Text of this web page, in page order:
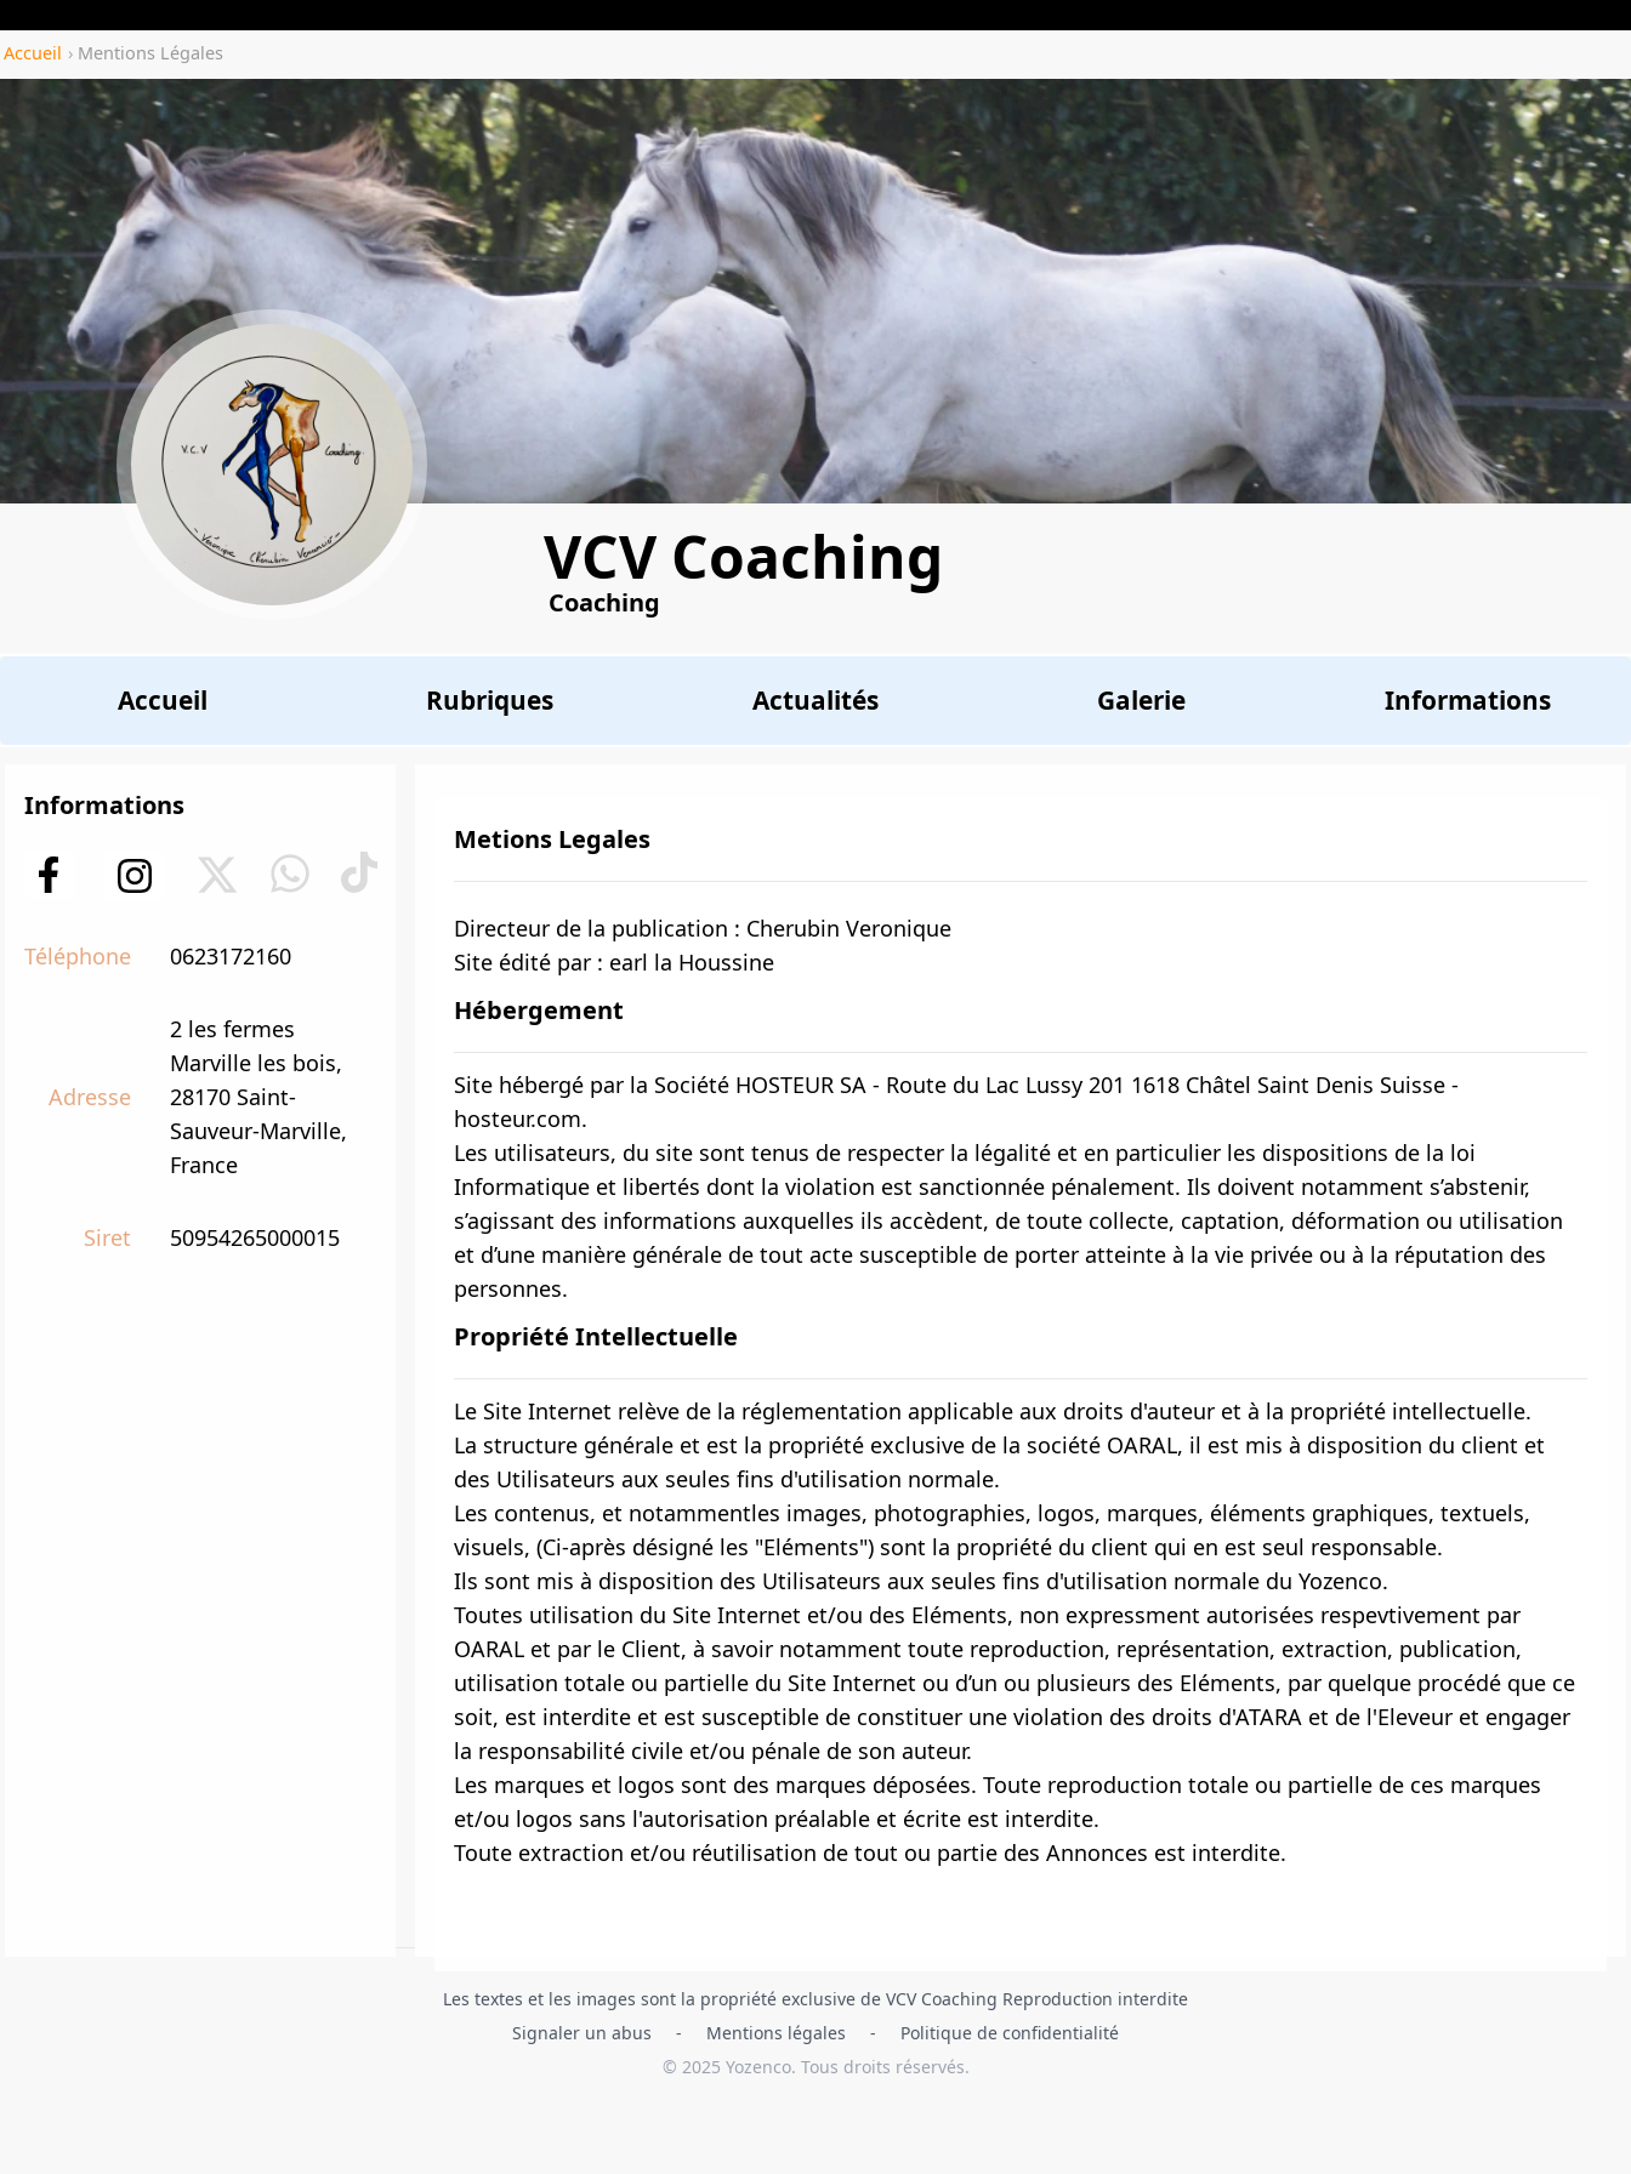
Accueil › Mentions Légales
VCV Coaching
Coaching
Accueil Rubriques Actualités Galerie Informations
Informations
Téléphone 0623172160
Adresse
2 les fermes
Marville les bois,
28170 Saint-
Sauveur-Marville,
France
Siret 50954265000015
Metions Legales
Directeur de la publication : Cherubin Veronique
Site édité par : earl la Houssine
Hébergement
Site hébergé par la Société HOSTEUR SA - Route du Lac Lussy 201 1618 Châtel Saint Denis Suisse -
hosteur.com.
Les utilisateurs, du site sont tenus de respecter la légalité et en particulier les dispositions de la loi
Informatique et libertés dont la violation est sanctionnée pénalement. Ils doivent notamment s’abstenir,
s’agissant des informations auxquelles ils accèdent, de toute collecte, captation, déformation ou utilisation
et d’une manière générale de tout acte susceptible de porter atteinte à la vie privée ou à la réputation des
personnes.
Propriété Intellectuelle
Le Site Internet relève de la réglementation applicable aux droits d'auteur et à la propriété intellectuelle.
La structure générale et est la propriété exclusive de la société OARAL, il est mis à disposition du client et
des Utilisateurs aux seules fins d'utilisation normale.
Les contenus, et notammentles images, photographies, logos, marques, éléments graphiques, textuels,
visuels, (Ci-après désigné les "Eléments") sont la propriété du client qui en est seul responsable.
Ils sont mis à disposition des Utilisateurs aux seules fins d'utilisation normale du Yozenco.
Toutes utilisation du Site Internet et/ou des Eléments, non expressment autorisées respevtivement par
OARAL et par le Client, à savoir notamment toute reproduction, représentation, extraction, publication,
utilisation totale ou partielle du Site Internet ou d’un ou plusieurs des Eléments, par quelque procédé que ce
soit, est interdite et est susceptible de constituer une violation des droits d'ATARA et de l'Eleveur et engager
la responsabilité civile et/ou pénale de son auteur.
Les marques et logos sont des marques déposées. Toute reproduction totale ou partielle de ces marques
et/ou logos sans l'autorisation préalable et écrite est interdite.
Toute extraction et/ou réutilisation de tout ou partie des Annonces est interdite.
Les textes et les images sont la propriété exclusive de VCV Coaching Reproduction interdite
Signaler un abus
- Mentions légales -
Politique de confidentialité
© 2025 Yozenco. Tous droits réservés.